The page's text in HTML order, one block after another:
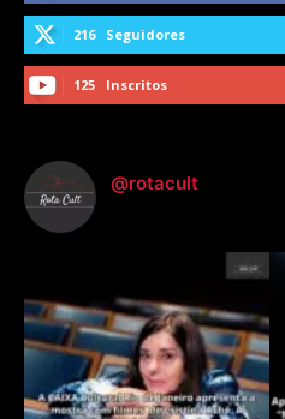
216 Seguidores
125 Inscritos
@rotacult